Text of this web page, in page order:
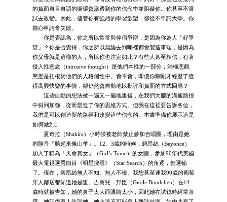
的負面自言自語的循環會滲透到你的信念中並阻礙你。你甚至不嘗
試去改變。因此，儘管你有強烈的學習欲望，卻從不申請大學。你
擔心申請會失敗。
你是否認為，你之所以常常與伴侶爭辯，是因為你為人「好爭
辯」？你是否覺得，你之所以無論去到哪裡都會製造事端，是因為
你父母就是這樣的人，所以你也注定如此？有些人甚至相信，有著
侵入性意念（intrusive thought）是他們本性的一部分，消極悲觀
態度是扎根於他們的人格個性中。會不會，即便你剛剛才經歷了值
得高興快樂的事情，卻仍然會自動地以批評和負面的方式回應？
這些自動的想法被一遍又一遍地重複，在我們大腦的溝通路徑
中得到加強，從而塑造了你的思維方式。但我在這裡要告訴各位，
我們是可以創造新的路徑和改變這些信念的。本書準備你展示這是
如何做到。
夏奇拉（Shakira）小時候被老師禁止參加合唱團，理由是她
的顫音「聽起來像山羊」。12、3歲的時候，碧昂絲（Beyonce）
加入了稱為「天命真女」（Girl’s Tyme）的女團，參加90年代美國
最大電視選秀節目《明星搜尋》（Star Search）的角逐，但選輸
了。現在，碧昂絲無人不知、無人不曉。我想甚至連我90歲的葡萄
牙人鄰居都知道她是誰。吉賽兒．邦臣（Gisele Bündchen）在14
歲時就被告知，她的鼻子太大而眼睛太小，因此她在試鏡時經常落